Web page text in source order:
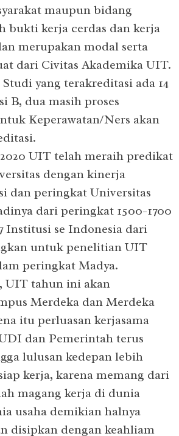
maupun bidang
bukti kerja cerdas dan kerja
merupakan modal serta
dari Civitas Akademika UIT.
yang terakreditasi ada 14
B, dua masih proses
Keperawatan/Ners akan
UIT telah meraih predikat
dengan kinerja
dan peringkat Universitas
dari peringkat 1500-1700
Institusi se Indonesia dari
untuk penelitian UIT
peringkat Madya.
UIT tahun ini akan
Merdeka dan Merdeka
itu perluasan kerjasama
dan Pemerintah terus
lulusan kedepan lebih
kerja, karena memang dari
magang kerja di dunia
usaha demikian halnya
disipkan dengan keahliam